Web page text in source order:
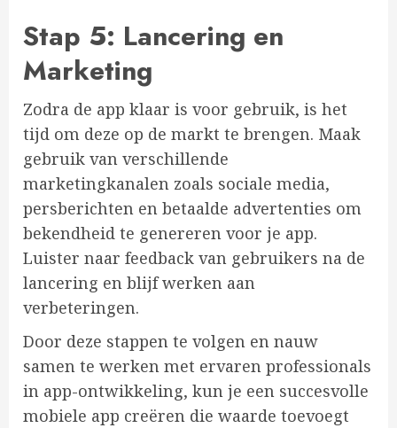
Stap 5: Lancering en
Marketing
Zodra de app klaar is voor gebruik, is het
tijd om deze op de markt te brengen. Maak
gebruik van verschillende
marketingkanalen zoals sociale media,
persberichten en betaalde advertenties om
bekendheid te genereren voor je app.
Luister naar feedback van gebruikers na de
lancering en blijf werken aan
verbeteringen.
Door deze stappen te volgen en nauw
samen te werken met ervaren professionals
in app-ontwikkeling, kun je een succesvolle
mobiele app creëren die waarde toevoegt